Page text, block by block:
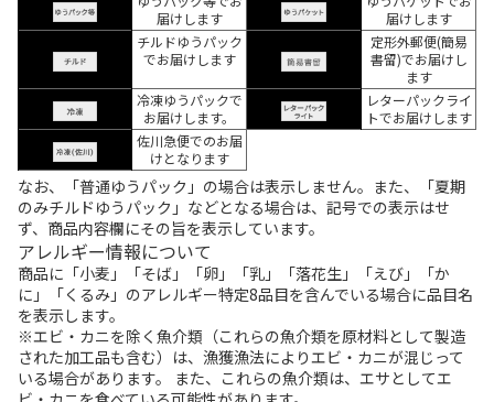
届けします
届けします
チルドゆうパック
でお届けします
定形外郵便(簡易
書留)でお届けし
ます
冷凍ゆうパックで
お届けします。
レターパックライ
トでお届けします
佐川急便でのお届
けとなります
なお、「普通ゆうパック」の場合は表示しません。また、「夏期
のみチルドゆうパック」などとなる場合は、記号での表示はせ
ず、商品内容欄にその旨を表示しています。
アレルギー情報について
商品に「小麦」「そば」「卵」「乳」「落花生」「えび」「か
に」「くるみ」のアレルギー特定8品目を含んでいる場合に品目名
を表示します。
※エビ・カニを除く魚介類（これらの魚介類を原材料として製造
された加工品も含む）は、漁獲漁法によりエビ・カニが混じって
いる場合があります。 また、これらの魚介類は、エサとしてエ